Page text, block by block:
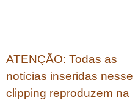
ATENÇÃO: Todas as
notícias inseridas nesse
clipping reproduzem na